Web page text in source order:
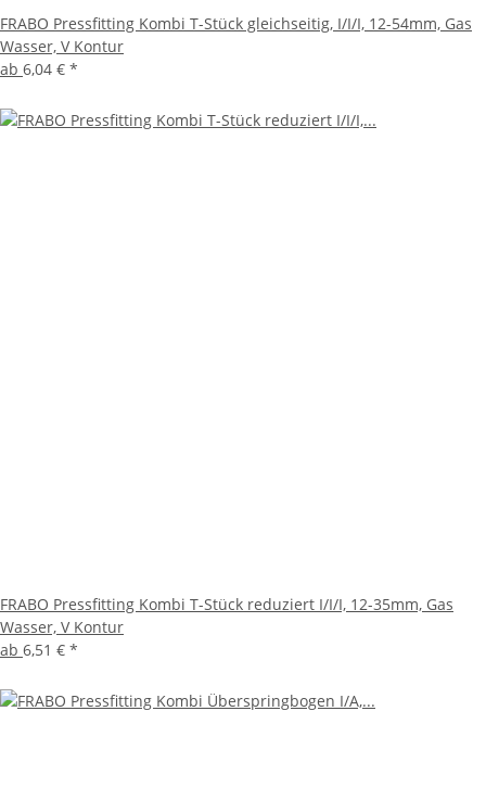
FRABO Pressfitting Kombi T-Stück gleichseitig, I/I/I, 12-54mm, Gas
Wasser, V Kontur
ab 6,04 € *
FRABO Pressfitting Kombi T-Stück reduziert I/I/I, 12-35mm, Gas
Wasser, V Kontur
ab 6,51 € *